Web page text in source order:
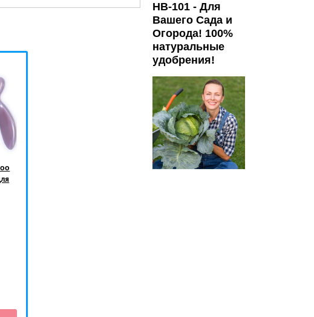
HB-101 - Для
Вашего Сада и
Огорода! 100%
натуральные
удобрения!